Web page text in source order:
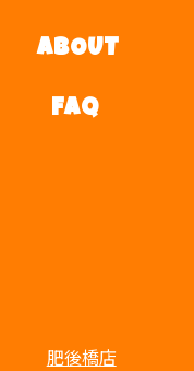
ABOUT
FAQ
肥後橋店